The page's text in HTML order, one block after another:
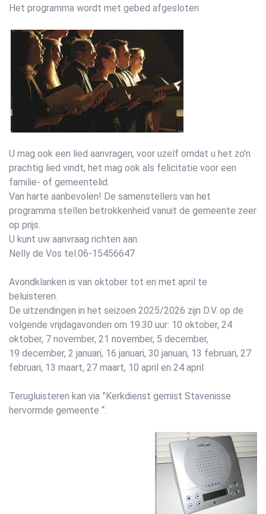
Het programma wordt met gebed afgesloten
.
U mag ook een lied aanvragen, voor uzelf omdat u het zo'n
prachtig lied vindt, het mag ook als felicitatie voor een
familie- of gemeentelid.
Van harte aanbevolen! De samenstellers van het
programma stellen betrokkenheid vanuit de gemeente zeer
op prijs.
U kunt uw aanvraag richten aan:
Nelly de Vos tel.06-15456647
Avondklanken is van oktober tot en met april te
beluisteren.
De uitzendingen in het seizoen 2025/2026 zijn D.V. op de
volgende vrijdagavonden om 19.30 uur: 10 oktober, 24
oktober, 7 november, 21 november, 5 december,
19 december, 2 januari, 16 januari, 30 januari, 13 februari, 27
februari, 13 maart, 27 maart, 10 april en 24 april
Terugluisteren kan via ”Kerkdienst gemist Stavenisse
hervormde gemeente “.